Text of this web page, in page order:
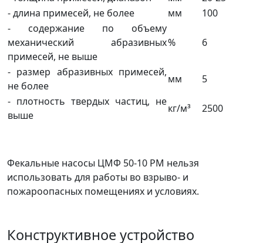
- длина примесей, не более
мм
100
- содержание по объему
механический абразивных
примесей, не выше
% 6
- размер абразивных примесей,
не более
мм
5
- плотность твердых частиц, не
выше
кг/м³ 2500
Фекальные насосы ЦМФ 50-10 РМ нельзя
использовать для работы во взрыво- и
пожароопасных помещениях и условиях.
Конструктивное устройство